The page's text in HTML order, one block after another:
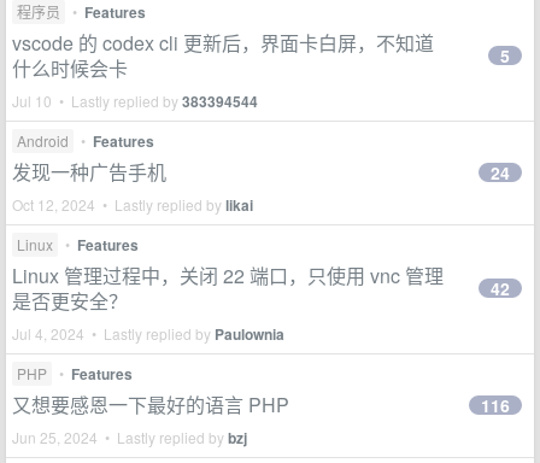
程序员 • Features
vscode 的 codex cli 更新后，界面卡白屏，不知道
什么时候会卡
Jul 10 • Lastly replied by383394544
5
Android • Features
发现一种广告手机
Oct 12, 2024 • Lastly replied bylikai
24
Linux • Features
Linux 管理过程中，关闭 22 端口，只使用 vnc 管理
是否更安全？
Jul 4, 2024 • Lastly replied by Paulownia
42
PHP • Features
又想要感恩一下最好的语言 PHP
Jun 25, 2024 • Lastly replied bybzj
116